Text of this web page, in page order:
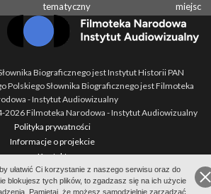
ułatwić Ci korzystanie z naszego serwisu oraz do
blokujesz tych plików, to zgadzasz się na ich użycie
Pamiętaj, że możesz samodzielnie zarządzać
tematyczny
miejsc
Biograficznego jest Instytut Historii PAN
Polskiego Słownika Biograficznego jest Filmoteka
- Instytut Audiowizualny
2026Filmoteka Narodowa - Instytut Audiowizualny
Polityka prywatności
Informacje o projekcie
Kontakt
Regulamin
Mapa strony